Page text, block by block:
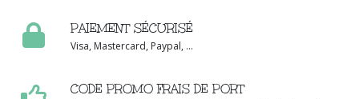
PAIEMENT SÉCURISÉ
Visa, Mastercard, Paypal, ...
CODE PROMO FRAIS DE PORT